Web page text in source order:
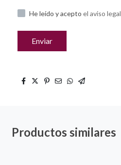
He leído y acepto el aviso legal
Enviar
Productos similares